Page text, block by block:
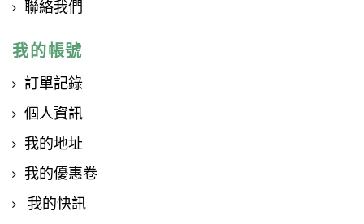
聯絡我們
我的帳號
訂單記錄
個人資訊
我的地址
我的優惠卷
我的快訊